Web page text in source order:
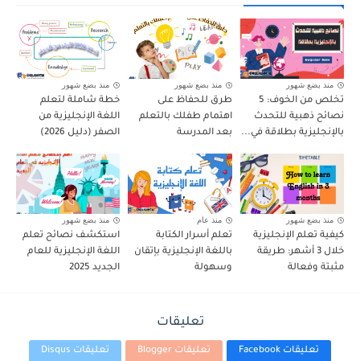
منذ بضع شهور
تخلص من الخوف: 5
نصائح ذهبية للتحدث
بالإنجليزية بطلاقة في...
منذ بضع شهور
طرق للحفاظ على
اهتمام طفلك بالتعلم
بعد المدرسة
منذ بضع شهور
خطة شاملة لتعلم
اللغة الإنجليزية من
الصفر (دليل 2026)
منذ بضع شهور
كيفية تعلم الإنجليزية
خلال 3 أشهر: طريقة
مثبتة وفعالة
منذ عام
تعلم أسرار الكتابة
باللغة الإنجليزية بإتقان
وسهولة
منذ بضع شهور
استكشف نصائح تعلم
اللغة الإنجليزية للعام
الجديد 2025
تعليقات
تعليقات Facebook تعليقات Blogger تعليقات Disqus